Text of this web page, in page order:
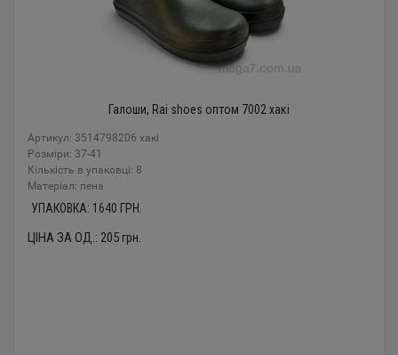
Галоши, Rai shoes оптом 7002 хакі
Артикул: 3514798206 хакі
Розміри: 37-41
Кількість в упаковці: 8
Mатеріал: пена
УПАКОВКА: 1640 ГРН.
ЦІНА ЗА ОД.: 205грн.